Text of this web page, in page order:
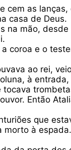
cem as
casa de Deus.
na mão,
coroa e o
ao rei,
à
Então
que
à